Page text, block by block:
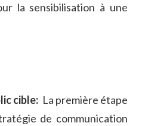
⁤la sensibilisation à une
cible: ​ La première étape
de communication